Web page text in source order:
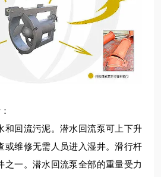
和回流污泥。 潜水 回流泵可上下升
或维修无需人员进入湿井。滑行杆
一。 潜水 回流泵全部的重量受力